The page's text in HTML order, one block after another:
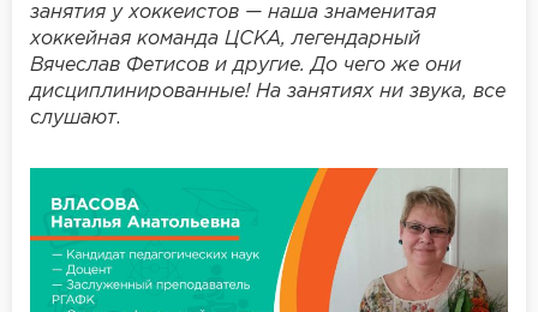
занятия у хоккеистов — наша знаменитая
хоккейная команда ЦСКА, легендарный
Вячеслав Фетисов и другие. До чего же они
дисциплинированные! На занятиях ни звука, все
слушают.